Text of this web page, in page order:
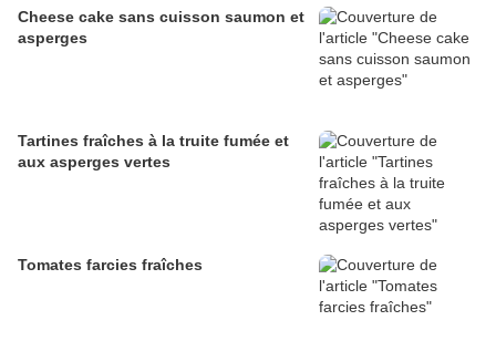
Cheese cake sans cuisson saumon et
asperges
Tartines fraîches à la truite fumée et
aux asperges vertes
Tomates farcies fraîches